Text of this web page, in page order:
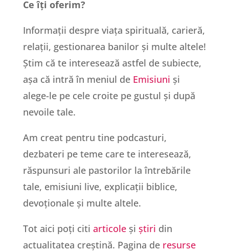
Ce îți oferim?
Informații despre viața spirituală, carieră,
relații, gestionarea banilor și multe altele!
Știm că te interesează astfel de subiecte,
așa că intră în meniul de Emisiuni și
alege-le pe cele croite pe gustul și după
nevoile tale.
Am creat pentru tine podcasturi,
dezbateri pe teme care te interesează,
răspunsuri ale pastorilor la întrebările
tale, emisiuni live, explicații biblice,
devoționale și multe altele.
Tot aici poți citi articoleși știri din
actualitatea creștină. Pagina de resurse